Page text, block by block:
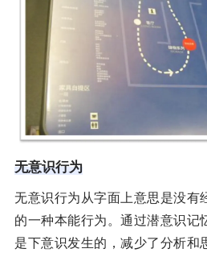
无意识行为
无意识行为从字面上意思是没有
的一种本能行为。通过潜意识记
是下意识发生的，减少了分析和